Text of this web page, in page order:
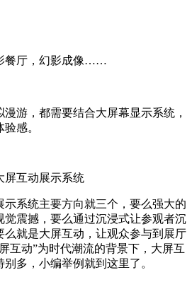
餐厅，幻影成像……
游，都需要结合大屏幕显示系统，
感。
示系统主要方向就三个，要么强大的
觉震撼，要么通过沉浸式让参观者沉
么就是大屏互动，让观众参与到展厅
互动”为时代潮流的背景下，大屏互
多，小编举例就到这里了。